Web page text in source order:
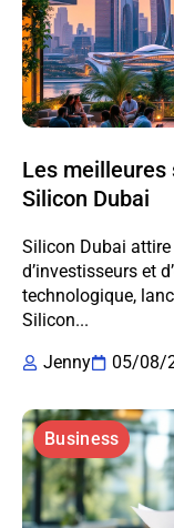
Les meilleures
Silicon Dubai
Silicon Dubai
d’investisseurs et
technologique,
Silicon...
Jenny
05/08/
Business